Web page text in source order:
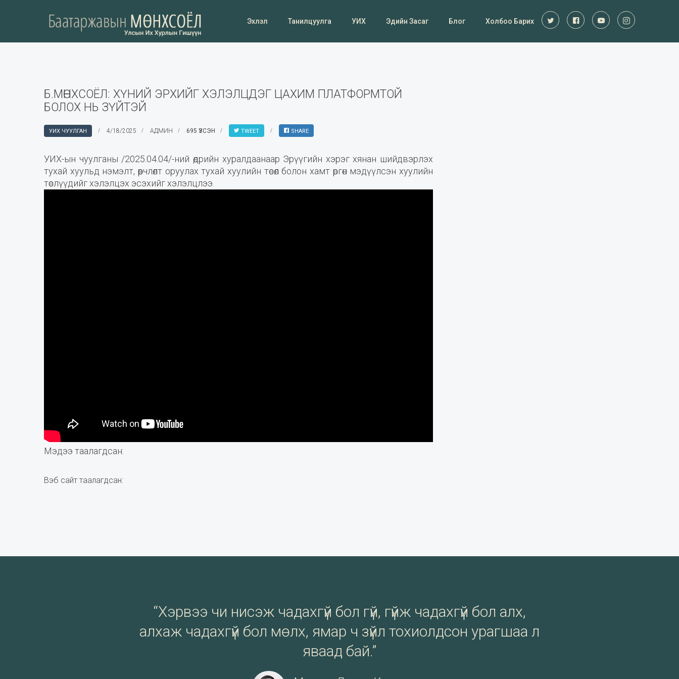
Эхлэл Танилцуулга УИХ Эдийн Засаг Блог Холбоо Барих
Б.МӨНХСОЁЛ: ХҮНИЙ ЭРХИЙГ ХЭЛЭЛЦДЭГ ЦАХИМ ПЛАТФОРМТОЙ
БОЛОХ НЬ ЗҮЙТЭЙ
УИХ ЧУУЛГАН 4/18/2025 АДМИН 695 ҮЗСЭН TWEET SHARE
УИХ-ын чуулганы /2025.04.04/-ний өдрийн хуралдаанаар Эрүүгийн хэрэг хянан шийдвэрлэх
тухай хуульд нэмэлт, өөрчлөлт оруулах тухай хуулийн төсөл болон хамт өргөн мэдүүлсэн хуулийн
төслүүдийг хэлэлцэх эсэхийг хэлэлцлээ.
Мэдээ таалагдсан:
Вэб сайт таалагдсан:
“Хэрвээ чи нисэж чадахгүй бол гүй, гүйж чадахгүй бол алх,
алхаж чадахгүй бол мөлх, ямар ч зүйл тохиолдсон урагшаа л
яваад бай.”